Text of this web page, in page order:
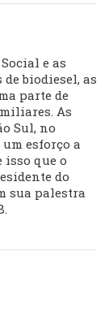
e as
biodiesel, as
parte de
As
Sul, no
esforço a
isso que o
do
sua palestra